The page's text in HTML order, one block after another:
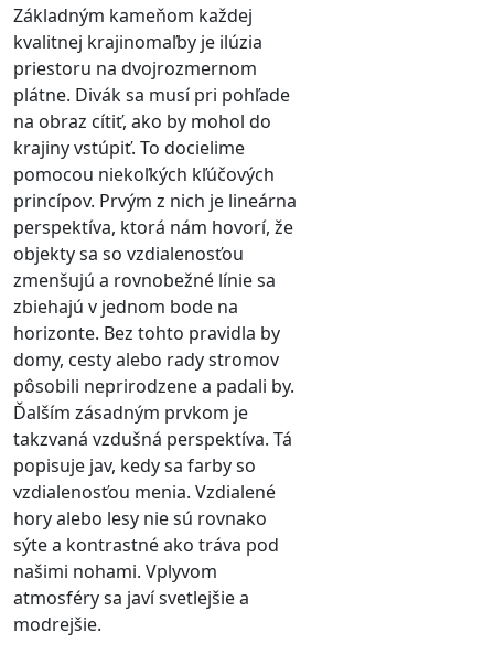
Základným kameňom každej
kvalitnej krajinomaľby je ilúzia
priestoru na dvojrozmernom
plátne. Divák sa musí pri pohľade
na obraz cítiť, ako by mohol do
krajiny vstúpiť. To docielime
pomocou niekoľkých kľúčových
princípov. Prvým z nich je lineárna
perspektíva, ktorá nám hovorí, že
objekty sa so vzdialenosťou
zmenšujú a rovnobežné línie sa
zbiehajú v jednom bode na
horizonte. Bez tohto pravidla by
domy, cesty alebo rady stromov
pôsobili neprirodzene a padali by.
Ďalším zásadným prvkom je
takzvaná vzdušná perspektíva. Tá
popisuje jav, kedy sa farby so
vzdialenosťou menia. Vzdialené
hory alebo lesy nie sú rovnako
sýte a kontrastné ako tráva pod
našimi nohami. Vplyvom
atmosféry sa javí svetlejšie a
modrejšie.